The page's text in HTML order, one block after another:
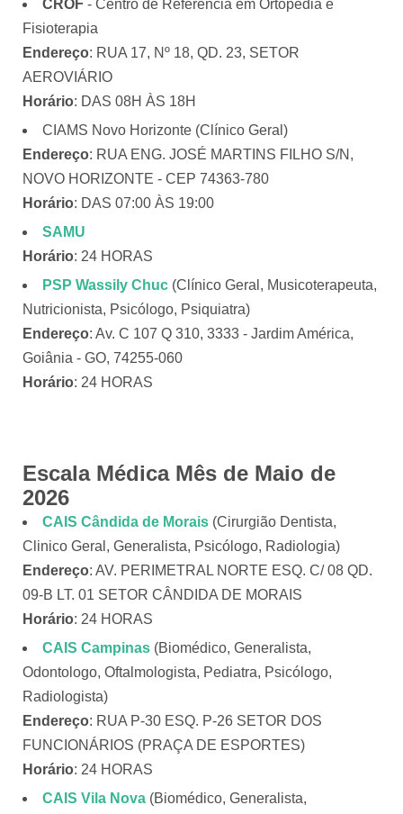
CROF - Centro de Referência em Ortopedia e
Fisioterapia
Endereço: RUA 17, Nº 18, QD. 23, SETOR
AEROVIÁRIO
Horário: DAS 08H ÀS 18H
CIAMS Novo Horizonte (Clínico Geral)
Endereço: RUA ENG. JOSÉ MARTINS FILHO S/N,
NOVO HORIZONTE - CEP 74363-780
Horário: DAS 07:00 ÀS 19:00
SAMU
Horário: 24 HORAS
PSP Wassily Chuc (Clínico Geral, Musicoterapeuta,
Nutricionista, Psicólogo, Psiquiatra)
Endereço: Av. C 107 Q 310, 3333 - Jardim América,
Goiânia - GO, 74255-060
Horário: 24 HORAS
Escala Médica Mês de Maio de
2026
CAIS Cândida de Morais (Cirurgião Dentista,
Clinico Geral, Generalista, Psicólogo, Radiologia)
Endereço: AV. PERIMETRAL NORTE ESQ. C/ 08 QD.
09-B LT. 01 SETOR CÂNDIDA DE MORAIS
Horário: 24 HORAS
CAIS Campinas (Biomédico, Generalista,
Odontologo, Oftalmologista, Pediatra, Psicólogo,
Radiologista)
Endereço: RUA P-30 ESQ. P-26 SETOR DOS
FUNCIONÁRIOS (PRAÇA DE ESPORTES)
Horário: 24 HORAS
CAIS Vila Nova (Biomédico, Generalista,